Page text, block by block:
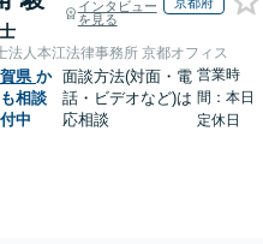
インタビュー
を見る
法人本江法律事務所 京都オフィス
県 か
相談
中
面談方法(対面・電
話・ビデオなど)は
応相談
営業時
間：本日
定休日